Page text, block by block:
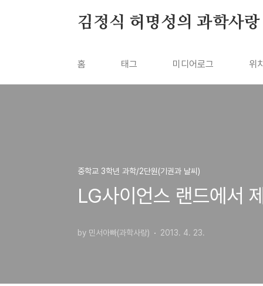
김정식 허명성의 과학사랑
홈 태그 미디어로그 위
중학교 3학년 과학/2단원(기권과 날씨)
LG사이언스 랜드에서
by 민서아빠(과학사랑) 2013. 4. 23.